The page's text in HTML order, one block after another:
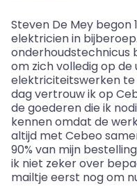
Steven De Mey begon
elektricien in
onderhoudstechnicus
om zich volledig op de
elektriciteitswerken te
dag vertrouw ik op
de goederen die ik
kennen omdat de
altijd met Cebeo
90% van mijn
ik niet zeker over
mailtje eerst nog om